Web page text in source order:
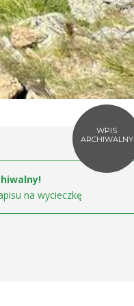
WPIS
ARCHIWALNY
na wycieczkę